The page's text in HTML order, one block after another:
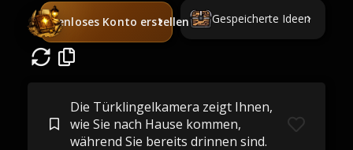
Kostenloses Konto erstellen Gespeicherte Ideen
Die Türklingelkamera zeigt Ihnen,
wie Sie nach Hause kommen,
während Sie bereits drinnen sind.